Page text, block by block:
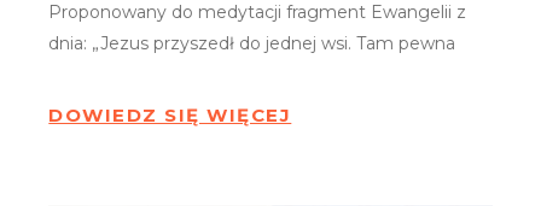
Proponowany do medytacji fragment Ewangelii z
dnia: „Jezus przyszedł do jednej wsi. Tam pewna
DOWIEDZ SIĘ WIĘCEJ